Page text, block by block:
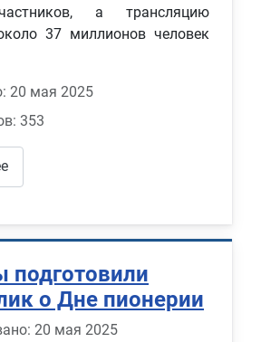
а трансляцию
37 миллионов человек
20 мая 2025
353
подготовили
о Дне пионерии
материале
20 мая 2025